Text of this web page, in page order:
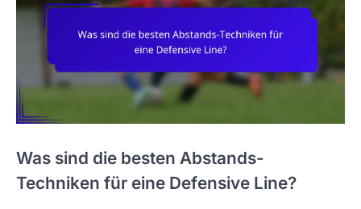
Was sind die besten Abstands-
Techniken für eine Defensive Line?